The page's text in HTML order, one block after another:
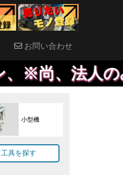
お問い合わせ
人のみ対象
小型機
工具を探す